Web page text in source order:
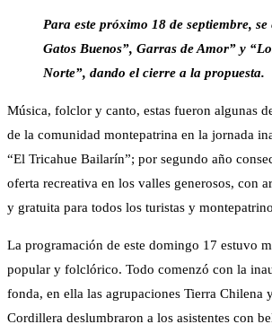
Para este próximo 18 de septiembre, se
Gatos Buenos”, Garras de Amor” y
Norte”, dando el cierre a la propuesta.
Música, folclor y canto, estas fueron algunas
de la comunidad montepatrina en la jornada
“El Tricahue Bailarín”; por segundo año
oferta recreativa en los valles generosos, con
y gratuita para todos los turistas y
La programación de este domingo 17 estuvo
popular y folclórico. Todo comenzó con la
fonda, en ella las agrupaciones Tierra Chilena
Cordillera deslumbraron a los asistentes con